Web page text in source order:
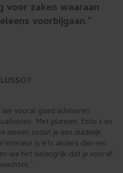
voor zaken waaraan
voorbijgaan.”
vooral goed adviseren.
. Met plannen, foto’s en
ideeën zodat je een duidelijk
is iets anders dan een
we het belangrijk dat je vooraf